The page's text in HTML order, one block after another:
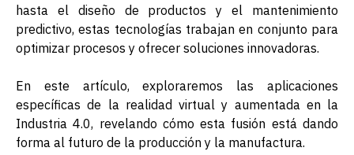
hasta el diseño de productos y el mantenimiento
predictivo, estas tecnologías trabajan en conjunto para
optimizar procesos y ofrecer soluciones innovadoras.
En este artículo, exploraremos las aplicaciones
específicas de la realidad virtual y aumentada en la
Industria 4.0, revelando cómo esta fusión está dando
forma al futuro de la producción y la manufactura.